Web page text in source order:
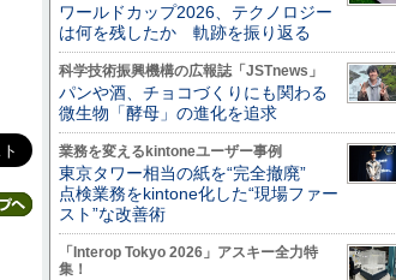
ワールドカップ2026、テクノロジー
は何を残したか 軌跡を振り返る
科学技術振興機構の広報誌「JSTnews」
パンや酒、チョコづくりにも関わる
微生物「酵母」の進化を追求
業務を変えるkintoneユーザー事例
東京タワー相当の紙を“完全撤廃”
点検業務をkintone化した“現場ファー
スト”な改善術
「Interop Tokyo 2026」アスキー全力特
集！